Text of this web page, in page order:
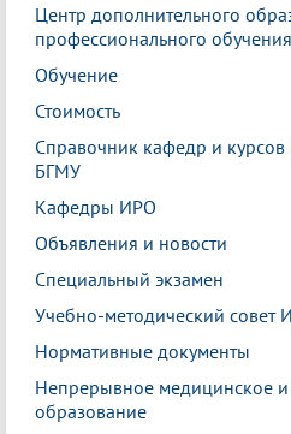
Центр дополнительного
профессионального
Обучение
Стоимость
Справочник кафедр и
БГМУ
Кафедры ИРО
Объявления и новости
Специальный экзамен
Учебно-методический совет
Нормативные документы
Непрерывное медицинское
образование